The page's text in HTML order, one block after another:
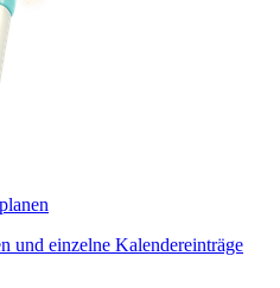
und einzelne Kalendereinträge